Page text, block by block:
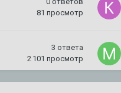
81 просмотр
3 ответа
2 101 просмотр